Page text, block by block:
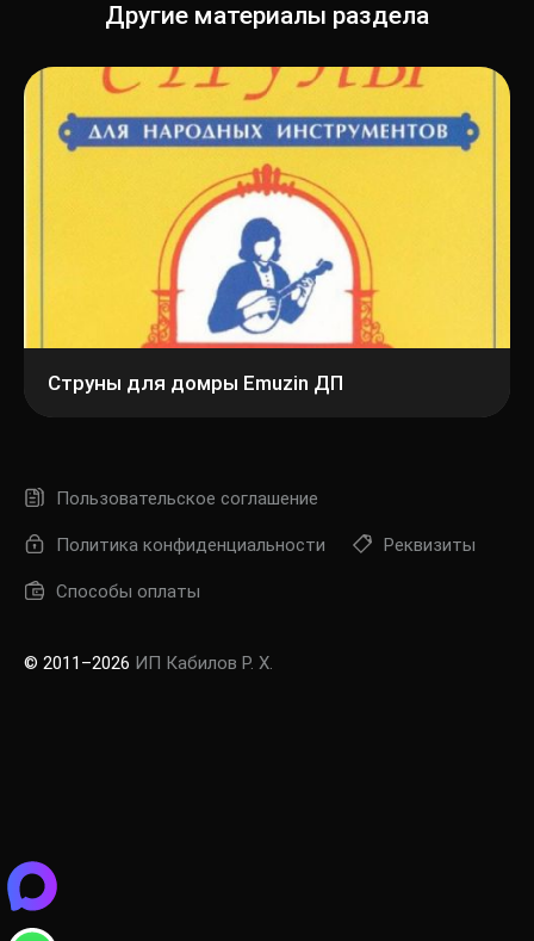
Другие материалы раздела
Струны для домры Emuzin ДП
Пользовательское соглашение
Политика конфиденциальности Реквизиты
Способы оплаты
© 2011–2026 ИП Кабилов Р. Х.